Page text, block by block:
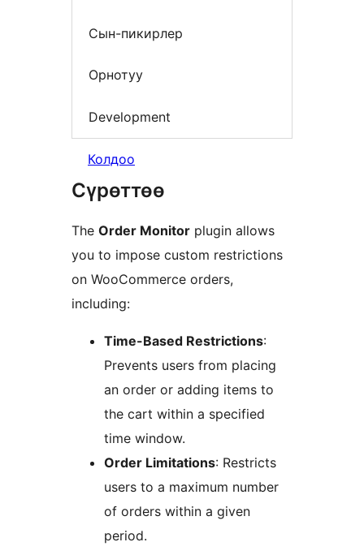
Сын-пикирлер
Орнотуу
Development
Колдоо
Сүрөттөө
The Order Monitor plugin allows
you to impose custom restrictions
on WooCommerce orders,
including:
Time-Based Restrictions:
Prevents users from placing
an order or adding items to
the cart within a specified
time window.
Order Limitations: Restricts
users to a maximum number
of orders within a given
period.